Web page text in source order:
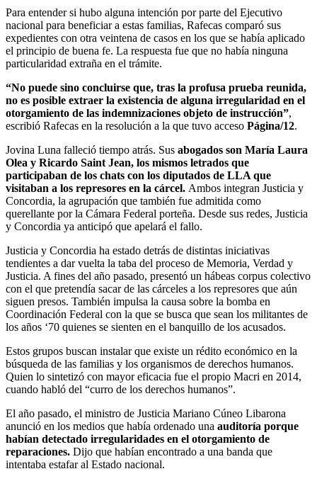
Para entender si hubo alguna intención por parte del Ejecutivo
nacional para beneficiar a estas familias, Rafecas comparó sus
expedientes con otra veintena de casos en los que se había aplicado
el principio de buena fe. La respuesta fue que no había ninguna
particularidad extraña en el trámite.
“No puede sino concluirse que, tras la profusa prueba reunida,
no es posible extraer la existencia de alguna irregularidad en el
otorgamiento de las indemnizaciones objeto de instrucción”,
escribió Rafecas en la resolución a la que tuvo acceso Página/12.
Jovina Luna falleció tiempo atrás. Sus abogados son María Laura
Olea y Ricardo Saint Jean, los mismos letrados que
participaban de los chats con los diputados de LLA que
visitaban a los represores en la cárcel. Ambos integran Justicia y
Concordia, la agrupación que también fue admitida como
querellante por la Cámara Federal porteña. Desde sus redes, Justicia
y Concordia ya anticipó que apelará el fallo.
Justicia y Concordia ha estado detrás de distintas iniciativas
tendientes a dar vuelta la taba del proceso de Memoria, Verdad y
Justicia. A fines del año pasado, presentó un hábeas corpus colectivo
con el que pretendía sacar de las cárceles a los represores que aún
siguen presos. También impulsa la causa sobre la bomba en
Coordinación Federal con la que se busca que sean los militantes de
los años ‘70 quienes se sienten en el banquillo de los acusados.
Estos grupos buscan instalar que existe un rédito económico en la
búsqueda de las familias y los organismos de derechos humanos.
Quien lo sintetizó con mayor eficacia fue el propio Macri en 2014,
cuando habló del “curro de los derechos humanos”.
El año pasado, el ministro de Justicia Mariano Cúneo Libarona
anunció en los medios que había ordenado una auditoría porque
habían detectado irregularidades en el otorgamiento de
reparaciones. Dijo que habían encontrado a una banda que
intentaba estafar al Estado nacional.